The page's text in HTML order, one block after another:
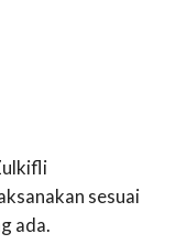
sesuai
ada.